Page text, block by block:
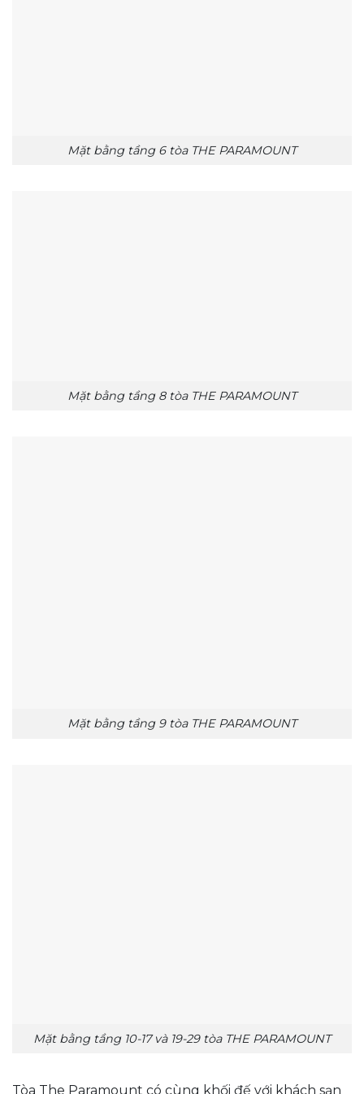
Mặt bằng tầng 6 tòa THE PARAMOUNT
Mặt bằng tầng 8 tòa THE PARAMOUNT
Mặt bằng tầng 9 tòa THE PARAMOUNT
Mặt bằng tầng 10-17 và 19-29 tòa THE PARAMOUNT
Tòa The Paramount có cùng khối đế với khách sạn